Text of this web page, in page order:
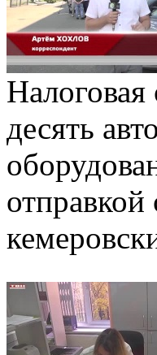
десять